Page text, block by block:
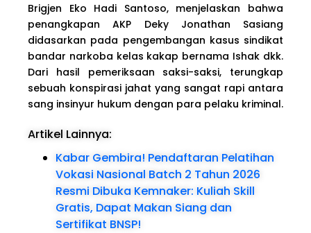
Brigjen Eko Hadi Santoso, menjelaskan bahwa
penangkapan AKP Deky Jonathan Sasiang
didasarkan pada pengembangan kasus sindikat
bandar narkoba kelas kakap bernama Ishak dkk.
Dari hasil pemeriksaan saksi-saksi, terungkap
sebuah konspirasi jahat yang sangat rapi antara
sang insinyur hukum dengan para pelaku kriminal.
Artikel Lainnya:
Kabar Gembira! Pendaftaran Pelatihan
Vokasi Nasional Batch 2 Tahun 2026
Resmi Dibuka Kemnaker: Kuliah Skill
Gratis, Dapat Makan Siang dan
Sertifikat BNSP!